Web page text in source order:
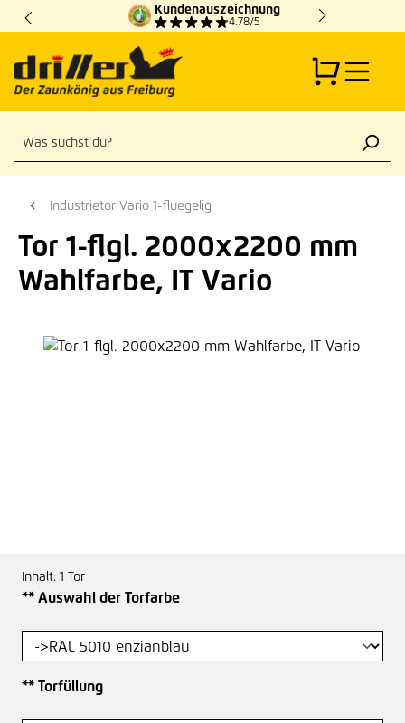
Zum Hauptinhalt springen
Kundenauszeichnung
4.78/5
Industrietor Vario 1-fluegelig
Tor 1-flgl. 2000x2200 mm
Wahlfarbe, IT Vario
Bildergalerie überspringen
Inhalt: 1 Tor
** Auswahl der Torfarbeauswählen
** Torfüllungauswählen